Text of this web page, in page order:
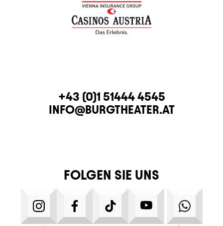
KONTAKTTELEFON
+43 (0)1 51444 4545
E-MAIL
INFO@BURGTHEATER.AT
FOLGEN SIE UNS
INSTAGRAMFACEBOOKTIKTOK YOUTUBE